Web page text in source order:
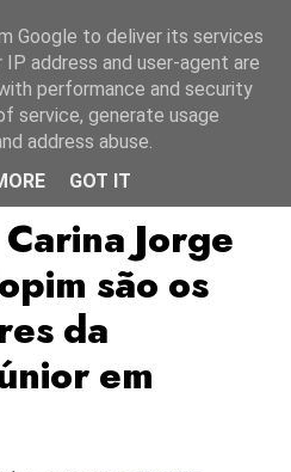
Jorge
são os
da
em
Google to deliver its services
address and user-agent are
performance and security
service, generate usage
address abuse.
GOT IT